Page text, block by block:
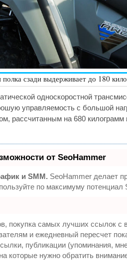
полка сзади выдерживает до 180
односкоростной
управляемость с большой
рассчитанным на 680
от SeoHammer
и SMM. SeoHammer делает
по максимуму
покупка самых лучших ссылок с
и ежедневный пересчет
публикации (упоминания,
которые нужно обратить